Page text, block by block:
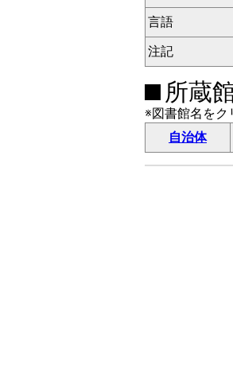
言語
注記
所蔵
※図書館名をク
自治体